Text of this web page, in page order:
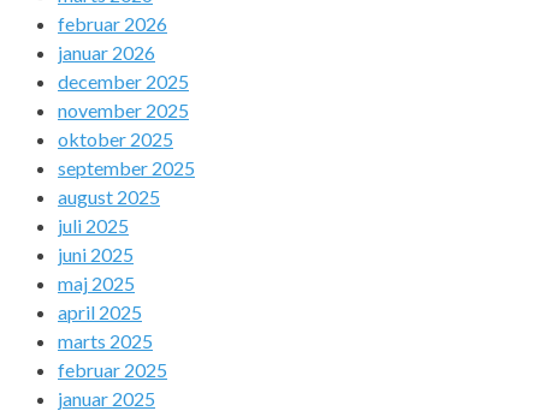
februar 2026
januar 2026
december 2025
november 2025
oktober 2025
september 2025
august 2025
juli 2025
juni 2025
maj 2025
april 2025
marts 2025
februar 2025
januar 2025